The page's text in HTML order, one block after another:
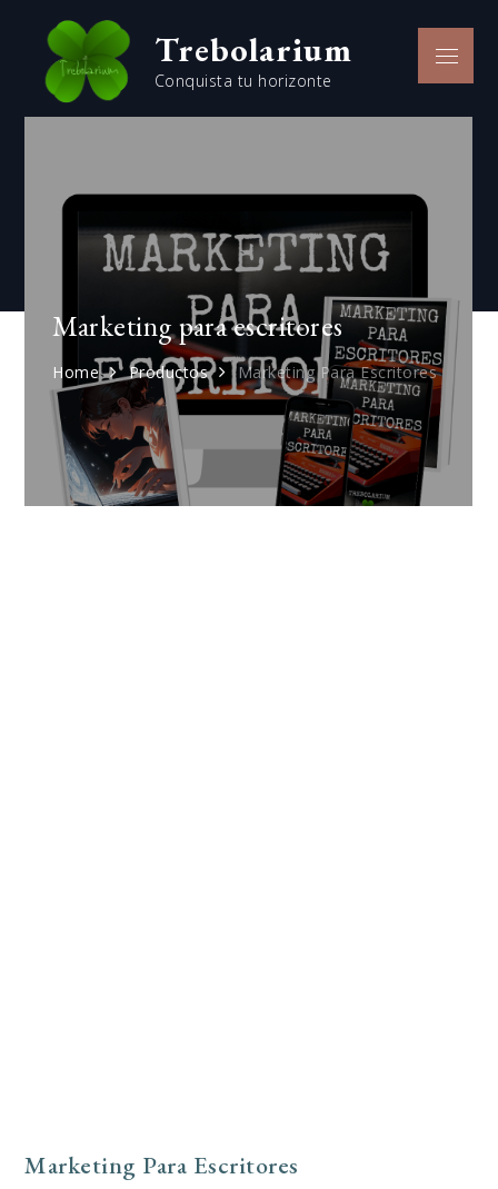
content
Trebolarium
Conquista tu horizonte
Menu
Marketing para escritores
Home Productos Marketing Para Escritores
Marketing Para Escritores